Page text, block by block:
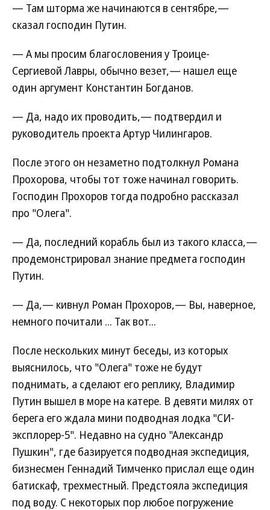
— Там шторма же начинаются в сентябре,—
сказал господин Путин.
— А мы просим благословения у Троице-
Сергиевой Лавры, обычно везет,— нашел еще
один аргумент Константин Богданов.
— Да, надо их проводить,— подтвердил и
руководитель проекта Артур Чилингаров.
После этого он незаметно подтолкнул Романа
Прохорова, чтобы тот тоже начинал говорить.
Господин Прохоров тогда подробно рассказал
про "Олега".
— Да, последний корабль был из такого класса,—
продемонстрировал знание предмета господин
Путин.
— Да,— кивнул Роман Прохоров,— Вы, наверное,
немного почитали ... Так вот...
После нескольких минут беседы, из которых
выяснилось, что "Олега" тоже не будут
поднимать, а сделают его реплику, Владимир
Путин вышел в море на катере. В девяти милях от
берега его ждала мини подводная лодка "СИ-
эксплорер-5". Недавно на судно "Александр
Пушкин", где базируется подводная экспедиция,
бизнесмен Геннадий Тимченко прислал еще один
батискаф, трехместный. Предстояла экспедиция
под воду. С некоторых пор любое погружение